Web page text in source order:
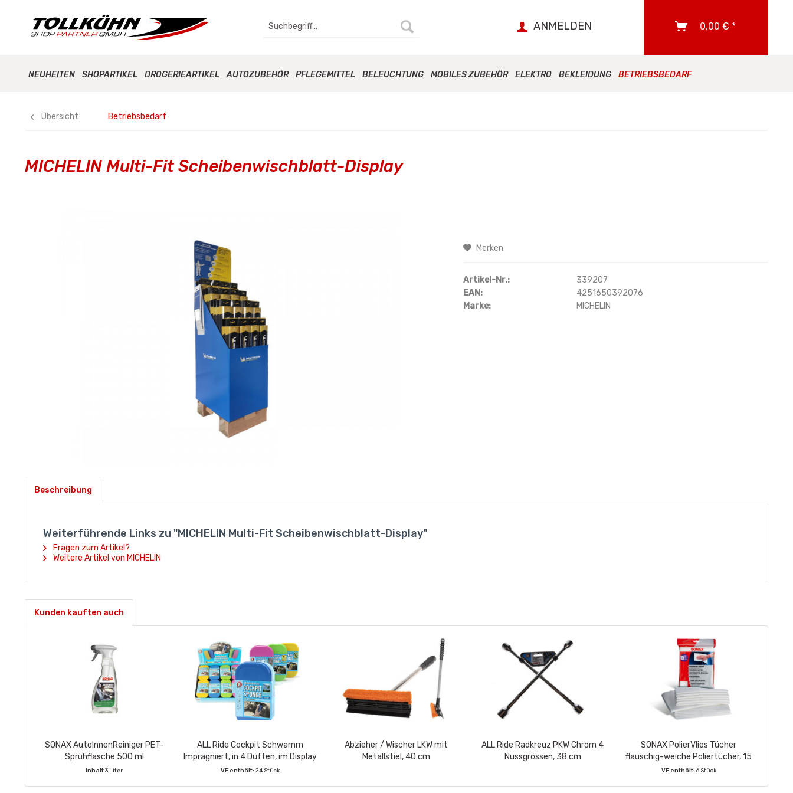
ANMELDEN 0,00 € *
NEUHEITEN SHOPARTIKEL DROGERIEARTIKEL AUTOZUBEHÖR PFLEGEMITTEL BELEUCHTUNG MOBILES ZUBEHÖR ELEKTRO BEKLEIDUNG BETRIEBSBEDARF
Übersicht Betriebsbedarf
MICHELIN Multi-Fit Scheibenwischblatt-Display
Merken
Artikel-Nr.:
339207
EAN:
4251650392076
Marke:
MICHELIN
Beschreibung
Weiterführende Links zu "MICHELIN Multi-Fit Scheibenwischblatt-Display"
Fragen zum Artikel?
Weitere Artikel von MICHELIN
Kunden kauften auch
SONAX AutoInnenReiniger PET-
Sprühflasche 500 ml
Inhalt3 Liter
ALL Ride Cockpit Schwamm
Imprägniert, in 4 Düften, im Display
VE enthält:24 Stück
Abzieher / Wischer LKW mit
Metallstiel, 40 cm
ALL Ride Radkreuz PKW Chrom 4
Nussgrössen, 38 cm
SONAX PolierVlies Tücher
flauschig-weiche Poliertücher, 15
Stück
VE enthält: 6 Stück